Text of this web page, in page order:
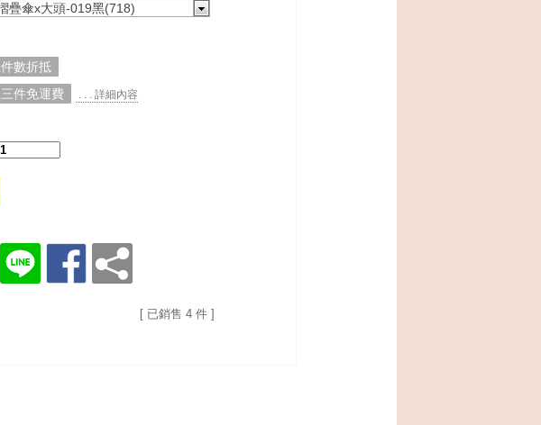
疊傘x大頭-019黑(718)
數折抵
件免運費
. . . 詳細內容
[ 已銷售 4 件 ]